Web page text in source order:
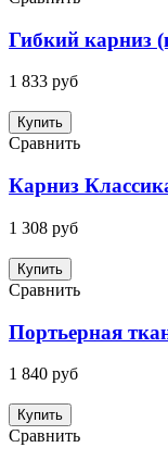
Гибкий карниз
1 833 руб
Купить
Сравнить
Карниз
1 308 руб
Купить
Сравнить
Портьерная
1 840 руб
Купить
Сравнить